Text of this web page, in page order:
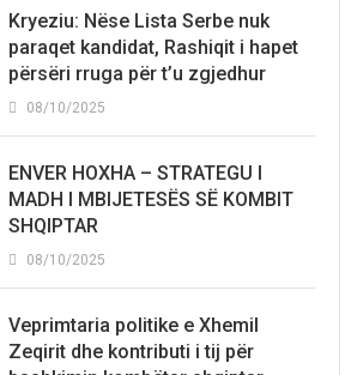
Kryeziu: Nëse Lista Serbe nuk
paraqet kandidat, Rashiqit i hapet
përsëri rruga për t’u zgjedhur
08/10/2025
ENVER HOXHA – STRATEGU I
MADH I MBIJETESËS SË KOMBIT
SHQIPTAR
08/10/2025
Veprimtaria politike e Xhemil
Zeqirit dhe kontributi i tij për